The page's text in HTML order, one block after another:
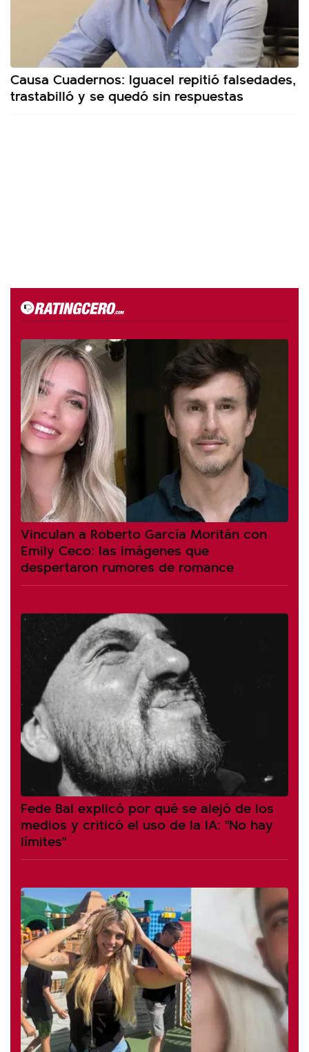
Causa Cuadernos: Iguacel repitió falsedades,
trastabilló y se quedó sin respuestas
Vinculan a Roberto García Moritán con
Emily Ceco: las imágenes que
despertaron rumores de romance
Fede Bal explicó por qué se alejó de los
medios y criticó el uso de la IA: "No hay
límites"